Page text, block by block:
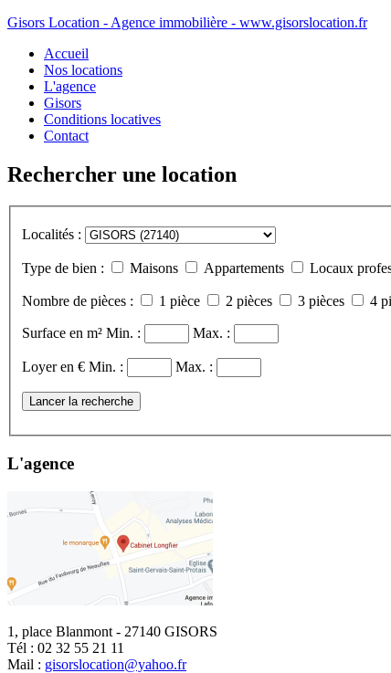
Gisors Location - Agence immobilière - www.gisorslocation.fr
Accueil
Nos locations
L'agence
Gisors
Conditions locatives
Contact
Rechercher une location
Localités :
Type de bien : Maisons Appartements Locaux
Nombre de pièces : 1 pièce 2 pièces 3 pièces 4
Surface en m² Min. : Max. :
Loyer en € Min. : Max. :
Lancer la recherche
L'agence
1, place Blanmont - 27140 GISORS
Tél : 02 32 55 21 11
Mail : gisorslocation@yahoo.fr